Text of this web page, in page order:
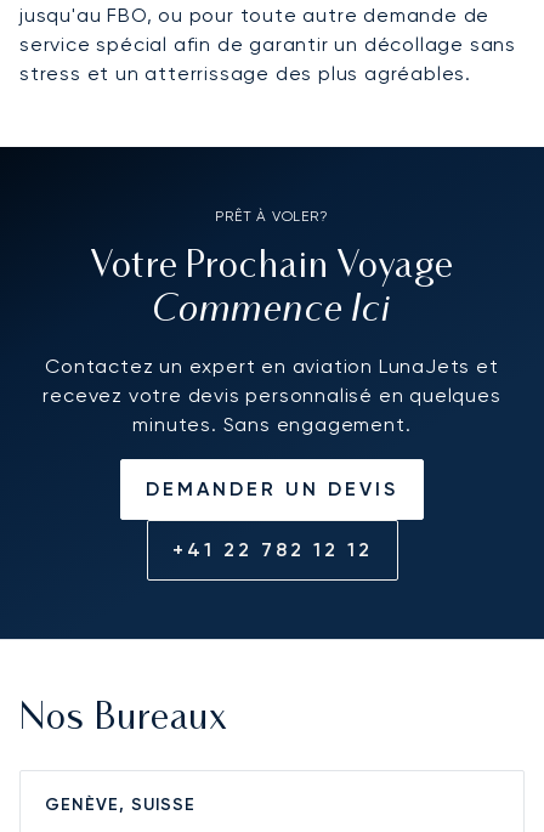
jusqu'au FBO, ou pour toute autre demande de
service spécial afin de garantir un décollage sans
stress et un atterrissage des plus agréables.
PRÊT À VOLER?
Votre Prochain Voyage
Commence Ici
Contactez un expert en aviation LunaJets et
recevez votre devis personnalisé en quelques
minutes. Sans engagement.
DEMANDER UN DEVIS
+41 22 782 12 12
Nos Bureaux
GENÈVE, SUISSE